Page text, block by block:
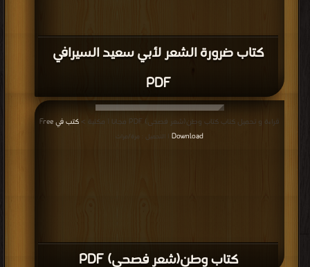
كتاب ضرورة الشعر لأبي سعيد السيرافي
PDF
كتاب وطن(شعر فصحى) PDF
قراءة و تحميل كتاب كتاب وطن(شعر فصحى) PDF مجانا | مكتبة >
كتب في Free
Download | التحميل : مرة/مرات